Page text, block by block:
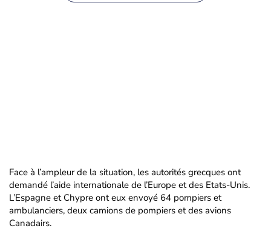
Face à l’ampleur de la situation, les autorités grecques ont
demandé l’aide internationale de l’Europe et des Etats-Unis.
L’Espagne et Chypre ont eux envoyé 64 pompiers et
ambulanciers, deux camions de pompiers et des avions
Canadairs.